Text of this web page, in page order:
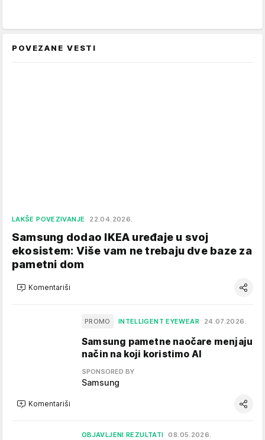
POVEZANE VESTI
LAKŠE POVEZIVANJE 22.04.2026.
Samsung dodao IKEA uređaje u svoj
ekosistem: Više vam ne trebaju dve baze za
pametni dom
Komentariši
PROMO INTELLIGENT EYEWEAR 24.07.2026.
Samsung pametne naočare menjaju
način na koji koristimo AI
SPONSORED BY
Samsung
Komentariši
OBJAVLJENI REZULTATI 08.05.2026.